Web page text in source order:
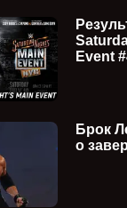
Event
Брок
о